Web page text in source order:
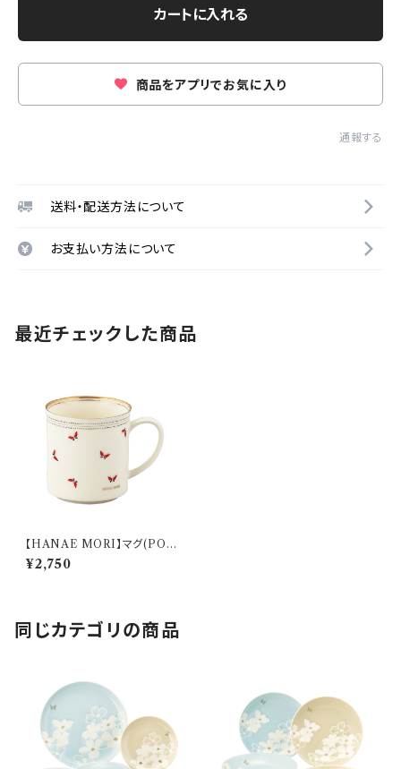
カートに入れる
商品をアプリでお気に入り
通報する
送料・配送方法について
お支払い方法について
最近チェックした商品
【HANAE MORI】マグ(PON
T MARIE)【PONT MARIE】
¥2,750
同じカテゴリの商品